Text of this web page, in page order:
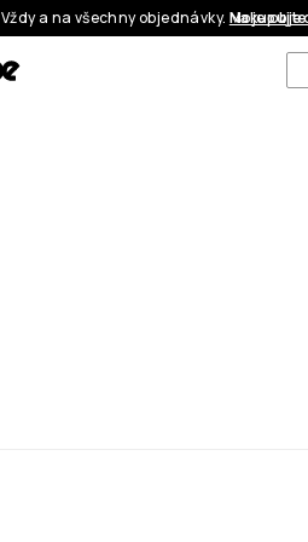
Vždy a na všechny objednávky. Moje